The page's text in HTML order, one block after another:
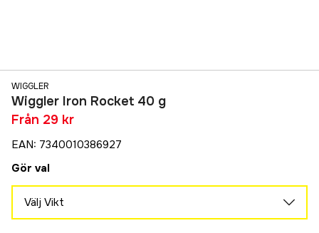
WIGGLER
Wiggler Iron Rocket 40 g
Från 29 kr
EAN: 7340010386927
Gör val
Välj Vikt